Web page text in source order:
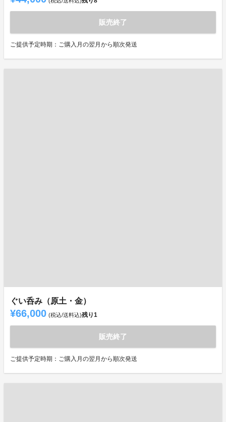
販売終了
ご提供予定時期：ご購入月の翌月から順次発送
ぐい呑み（原土・金）
¥66,000 (税込/送料込)残り1
販売終了
ご提供予定時期：ご購入月の翌月から順次発送